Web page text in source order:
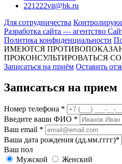
221222vit@bk.ru
Для сотрудничества
Разработка сайта — агентство
Политика конфиденциальности
ИМЕЮТСЯ
ПРОКОНСУЛЬТИРОВАТЬСЯ
Записаться на приём Оставить
Записаться на прием
Номер телефона *
Введите ваши ФИО *
Ваш email *
Ваша дата рождения (дд.мм.гггг)*
Ваш пол
Мужской
Женский